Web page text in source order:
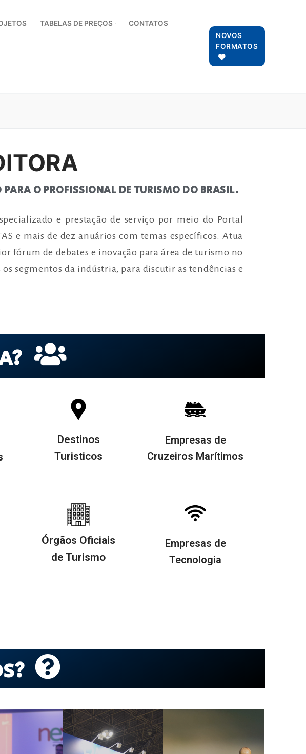
TABELAS DE PREÇOS CONTATOS
NOVOS
FORMATOS
O PROFISSIONAL DE TURISMO DO BRASIL.
e prestação de serviço por meio do Portal
e mais de dez anuários com temas específicos. Atua
fórum de debates e inovação para área de turismo no
os segmentos da indústria, para discutir as tendências e
Destinos
Turisticos
Empresas de
Cruzeiros Marítimos
Órgãos Oficiais
de Turismo
Empresas de
Tecnologia